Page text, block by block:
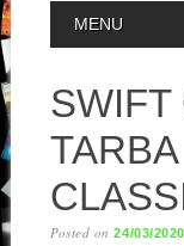
MAIN
MENU
SWIFT
Posted on24/03/2020